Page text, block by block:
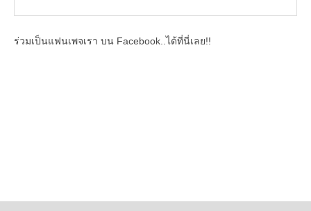
ร่วมเป็นแฟนเพจเรา บน Facebook..ได้ที่นี่เลย!!